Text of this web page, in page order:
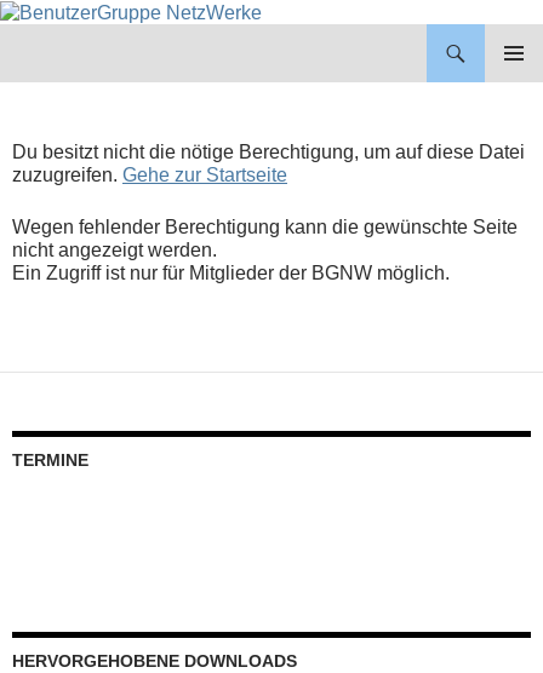
Du besitzt nicht die nötige Berechtigung, um auf diese Datei
zuzugreifen. Gehe zur Startseite
Wegen fehlender Berechtigung kann die gewünschte Seite
nicht angezeigt werden.
Ein Zugriff ist nur für Mitglieder der BGNW möglich.
TERMINE
HERVORGEHOBENE DOWNLOADS